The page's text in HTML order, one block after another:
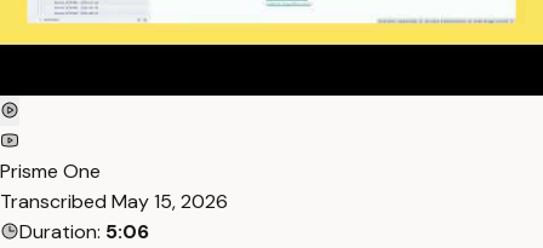
Prisme One
Transcribed May 15, 2026
Duration: 5:06